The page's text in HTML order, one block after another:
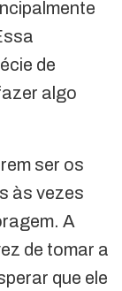
de
algo
ser os
às vezes
A
de tomar a
que ele